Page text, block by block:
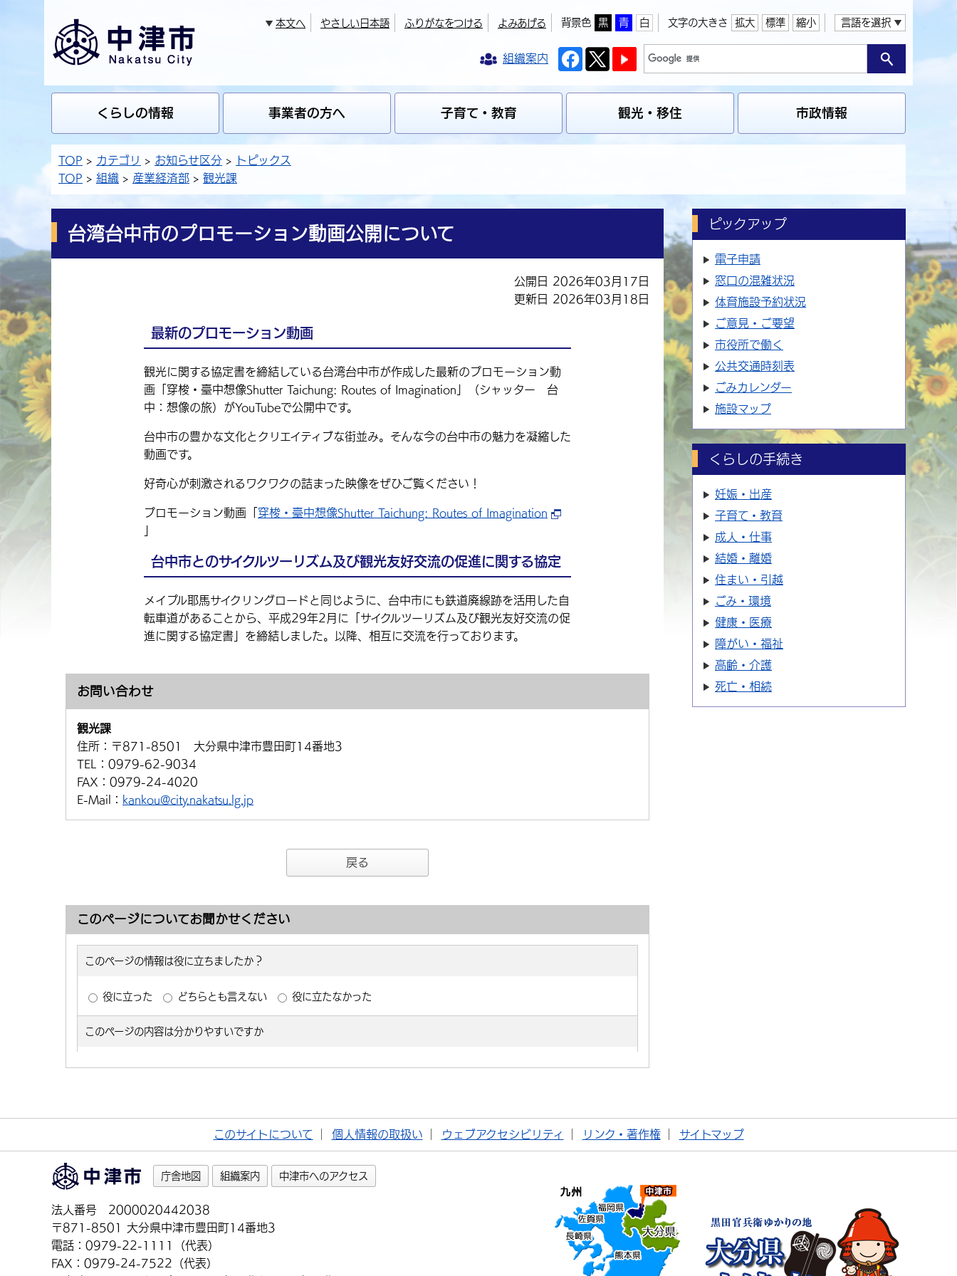
本文へ やさしい日本語 ふりがなをつける よみあげる 背景色 黒 青 白 文字の大きさ 拡大 標準 縮小 言語を選択
組織案内
くらしの情報 事業者の方へ 子育て・教育 観光・移住 市政情報
TOP カテゴリ お知らせ区分
トピックス
TOP
組織 産業経済部 観光課
台湾台中市のプロモーション動画公開について
公開日 2026年03月17日
更新日 2026年03月18日
最新のプロモーション動画
観光に関する協定書を締結している台湾台中市が作成した最新のプロモーション動
画「穿梭・臺中想像Shutter Taichung: Routes of Imagination」（シャッター 台
中：想像の旅）がYouTubeで公開中です。
台中市の豊かな文化とクリエイティブな街並み。そんな今の台中市の魅力を凝縮した
動画です。
好奇心が刺激されるワクワクの詰まった映像をぜひご覧ください！
プロモーション動画「 穿梭・臺中想像Shutter Taichung: Routes of Imagination
台中市とのサイクルツーリズム及び観光友好交流の促進に関する協定
メイプル耶馬サイクリングロードと同じように、台中市にも鉄道廃線跡を活用した自
転車道があることから、平成29年2月に「サイクルツーリズム及び観光友好交流の促
進に関する協定書」を締結しました。以降、相互に交流を行っております。
お問い合わせ
観光課
住所： 〒871-8501 大分県中津市豊田町14番地3
TEL： 0979-62-9034
FAX： 0979-24-4020
E-Mail： kankou@city.nakatsu.lg.jp
戻る
このページについてお聞かせください
ピックアップ
電子申請
窓口の混雑状況
体育施設予約状況
ご意見・ご要望
市役所で働く
公共交通時刻表
ごみカレンダー
施設マップ
くらしの手続き
妊娠・出産
子育て・教育
成人・仕事
結婚・離婚
住まい・引越
ごみ・環境
健康・医療
障がい・福祉
高齢・介護
死亡・相続
このサイトについて 個人情報の取扱い ウェブアクセシビリティ リンク・著作権 サイトマップ
庁舎地図 組織案内 中津市へのアクセス
法人番号 2000020442038
〒871-8501 大分県中津市豊田町14番地3
電話：0979-22-1111（代表）
FAX：0979-24-7522（代表）